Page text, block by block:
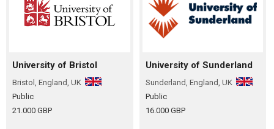
University of Bristol
Bristol, England, UK
Public
21.000 GBP
University of Sunderland
Sunderland, England, UK
Public
16.000 GBP